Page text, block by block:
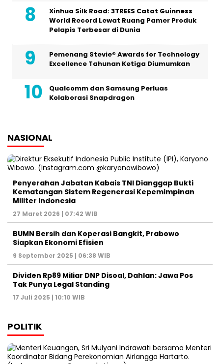
Xinhua Silk Road: 3TREES Catat Guinness
World Record Lewat Ruang Pamer Produk
Pelapis Terbesar di Dunia
Pemenang Stevie® Awards for Technology
Excellence Tahunan Ketiga Diumumkan
Qualcomm dan Samsung Perluas
Kolaborasi Snapdragon
NASIONAL
Penyerahan Jabatan Kabais TNI Dianggap Bukti
Kematangan Sistem Regenerasi Kepemimpinan
Militer Indonesia
27 Maret 2026 | 07:42 WIB
BUMN Bersih dan Koperasi Bangkit, Prabowo
Siapkan Ekonomi Efisien
9 September 2025 | 06:38 WIB
Dividen Rp89 Miliar DNP Disoal, Dahlan: Jawa Pos
Tak Punya Legal Standing
17 Juli 2025 | 10:10 WIB
POLITIK